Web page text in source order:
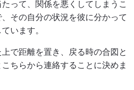
って、関係を悪くしてしまうこ
その自分の状況を彼に分かって
います。
で距離を置き、戻る時の合図と
ちらから連絡することに決めま